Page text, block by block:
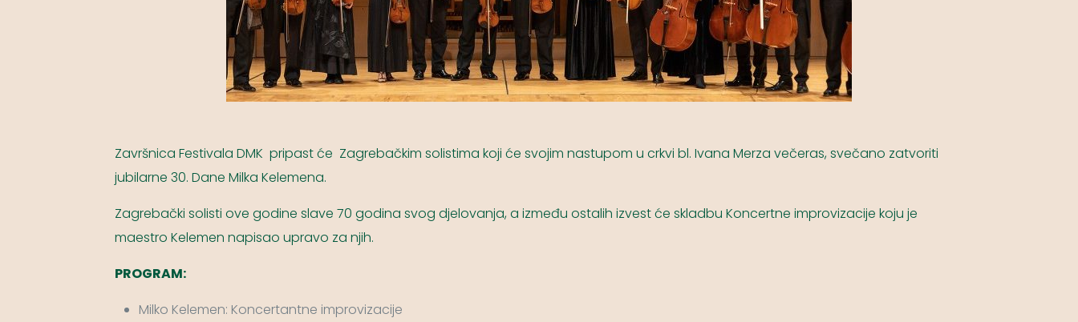
Završnica Festivala DMK pripast će Zagrebačkim solistima koji će svojim nastupom u crkvi bl. Ivana Merza večeras, svečano zatvoriti
jubilarne 30. Dane Milka Kelemena.
Zagrebački solisti ove godine slave 70 godina svog djelovanja, a između ostalih izvest će skladbu Koncertne improvizacije koju je
maestro Kelemen napisao upravo za njih.
PROGRAM:
Milko Kelemen: Koncertantne improvizacije